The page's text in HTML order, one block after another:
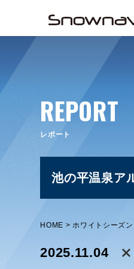
REPORT
レポート
池の平温泉ア
HOME ホワイトシーズン
2025.11.04